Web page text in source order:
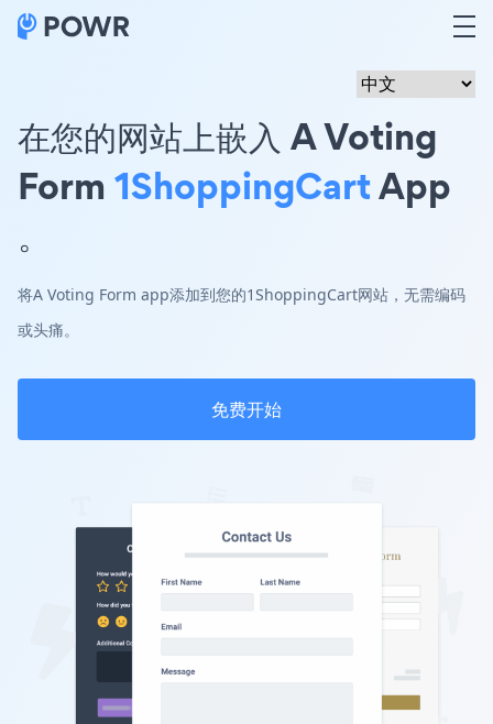
在您的网站上嵌入 A Voting
Form 1ShoppingCartApp
。
将A Voting Form app添加到您的1ShoppingCart网站，无需编码
或头痛。
免费开始